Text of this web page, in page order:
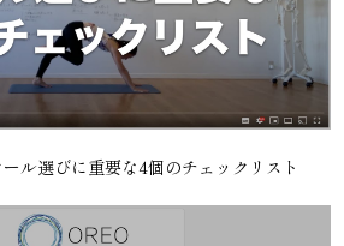
ル選びに重要な4個のチェックリスト